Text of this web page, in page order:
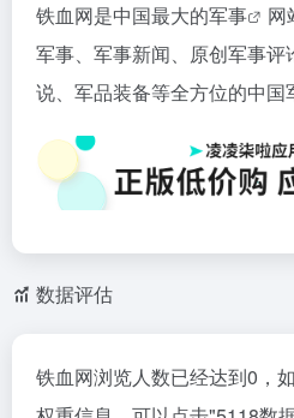
铁血网是中国最大的军事
网
军事、军事新闻、原创军事评
说、军品装备等全方位的中国
数据评估
铁血网浏览人数已经达到0，